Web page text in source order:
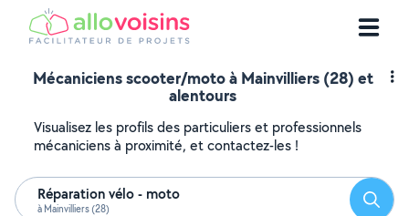
Mécaniciens scooter/moto à Mainvilliers (28) et
alentours
Visualisez les profils des particuliers et professionnels
mécaniciens à proximité, et contactez-les !
Réparation vélo - moto
à Mainvilliers (28)